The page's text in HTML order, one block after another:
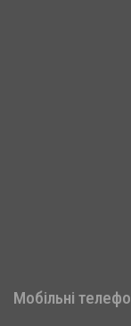
Мобільні